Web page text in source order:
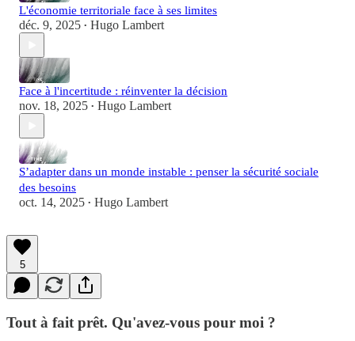
L'économie territoriale face à ses limites
déc. 9, 2025 • Hugo Lambert
Face à l'incertitude : réinventer la décision
nov. 18, 2025 • Hugo Lambert
S’adapter dans un monde instable : penser la sécurité sociale
des besoins
oct. 14, 2025 • Hugo Lambert
5
Tout à fait prêt. Qu'avez-vous pour moi ?